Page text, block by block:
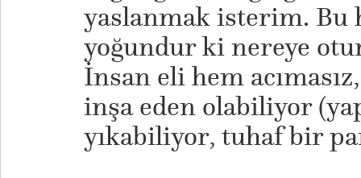
yaslanmak isterim. Bu
yoğundur ki nereye
İnsan eli hem
inşa eden olabiliyor
yıkabiliyor, tuhaf bir